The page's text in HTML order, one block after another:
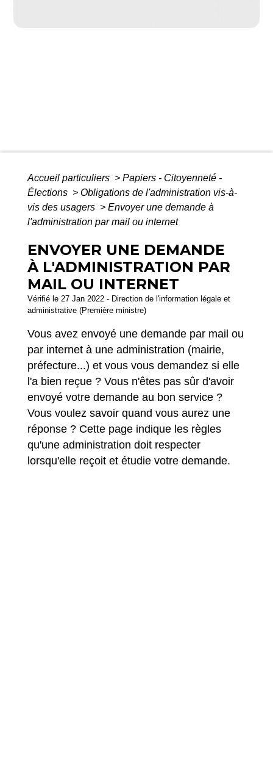
Accueil particuliers > Papiers - Citoyenneté -
Élections > Obligations de l'administration vis-à-
vis des usagers > Envoyer une demande à
l'administration par mail ou internet
ENVOYER UNE DEMANDE
À L'ADMINISTRATION PAR
MAIL OU INTERNET
Vérifié le 27 Jan 2022 - Direction de l'information légale et
administrative (Première ministre)
Vous avez envoyé une demande par mail ou
par internet à une administration (mairie,
préfecture...) et vous vous demandez si elle
l'a bien reçue ? Vous n'êtes pas sûr d'avoir
envoyé votre demande au bon service ?
Vous voulez savoir quand vous aurez une
réponse ? Cette page indique les règles
qu'une administration doit respecter
lorsqu'elle reçoit et étudie votre demande.